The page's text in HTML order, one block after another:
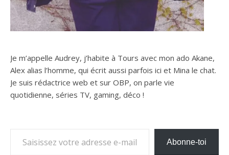
Je m’appelle Audrey, j’habite à Tours avec mon ado Akane,
Alex alias l’homme, qui écrit aussi parfois ici et Mina le chat.
Je suis rédactrice web et sur OBP, on parle vie
quotidienne, séries TV, gaming, déco !
Abonne-toi